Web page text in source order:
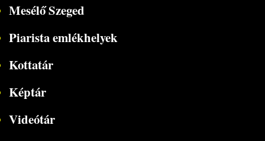
Mesélő Szeged
Piarista emlékhelyek
Kottatár
Képtár
Videótár